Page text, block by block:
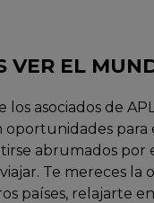
VER EL
los asociados de
oportunidades para
abrumados por
Te mereces la
países, relajarte